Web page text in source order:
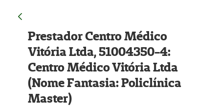
Prestador Centro Médico
Vitória Ltda, 51004350-4:
Centro Médico Vitória Ltda
(Nome Fantasia: Policlínica
Master)